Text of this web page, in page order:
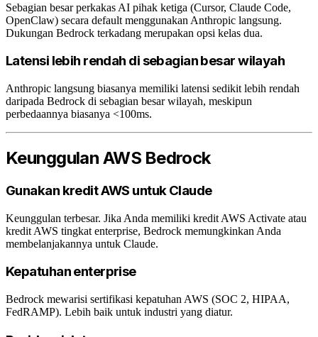
Sebagian besar perkakas AI pihak ketiga (Cursor, Claude Code,
OpenClaw) secara default menggunakan Anthropic langsung.
Dukungan Bedrock terkadang merupakan opsi kelas dua.
Latensi lebih rendah di sebagian besar wilayah
Anthropic langsung biasanya memiliki latensi sedikit lebih rendah
daripada Bedrock di sebagian besar wilayah, meskipun
perbedaannya biasanya <100ms.
Keunggulan AWS Bedrock
Gunakan kredit AWS untuk Claude
Keunggulan terbesar. Jika Anda memiliki kredit AWS Activate atau
kredit AWS tingkat enterprise, Bedrock memungkinkan Anda
membelanjakannya untuk Claude.
Kepatuhan enterprise
Bedrock mewarisi sertifikasi kepatuhan AWS (SOC 2, HIPAA,
FedRAMP). Lebih baik untuk industri yang diatur.